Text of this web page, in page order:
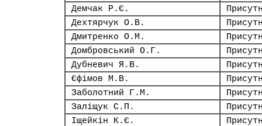
Демчак Р.Є.
Дехтярчук О.В.
Дмитренко О.М.
Домбровський О.Г.
Дубневич Я.В.
Єфімов М.В.
Заболотний Г.М.
Заліщук С.П.
Іщейкін К.Є.